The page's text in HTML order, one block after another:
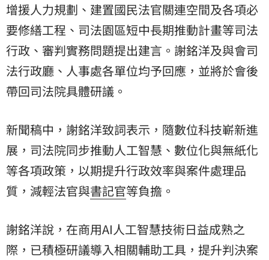
增援人力規劃、建置國民法官關連空間及各項必
要修繕工程、司法園區短中長期推動計畫等司法
行政、審判實務問題提出建言。謝銘洋及與會司
法行政廳、人事處各單位均予回應，並將於會後
帶回司法院具體研議。
新聞稿中，謝銘洋致詞表示，隨數位科技嶄新進
展，司法院同步推動人工智慧、數位化與無紙化
等各項政策，以期提升行政效率與案件處理品
質，減輕法官與書記官等負擔。
謝銘洋說，在商用AI人工智慧技術日益成熟之
際，已積極研議導入相關輔助工具，提升判決案